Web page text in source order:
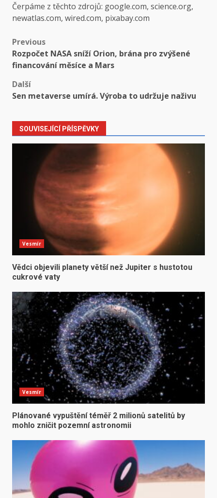
Čerpáme z těchto zdrojů: google.com, science.org,
newatlas.com, wired.com, pixabay.com
Post
navigation
Previous
Rozpočet NASA sníží Orion, brána pro zvýšené
financování měsíce a Mars
Další
Sen metaverse umírá. Výroba to udržuje naživu
SOUVISEJÍCÍ PŘÍSPĚVKY
Vesmír
Vědci objevili planety větší než Jupiter s hustotou
cukrové vaty
Vesmír
Plánované vypuštění téměř 2 milionů satelitů by
mohlo zničit pozemní astronomii